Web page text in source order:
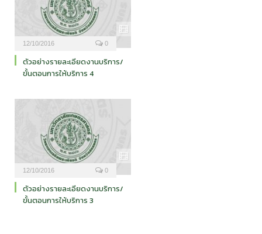
12/10/2016 0
ตัวอย่างรายละเอียดงานบริการ/
ขั้นตอนการให้บริการ 4
12/10/2016 0
ตัวอย่างรายละเอียดงานบริการ/
ขั้นตอนการให้บริการ 3